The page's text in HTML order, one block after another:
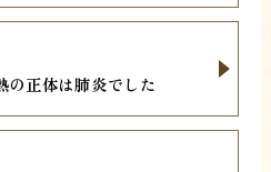
の正体は肺炎でした